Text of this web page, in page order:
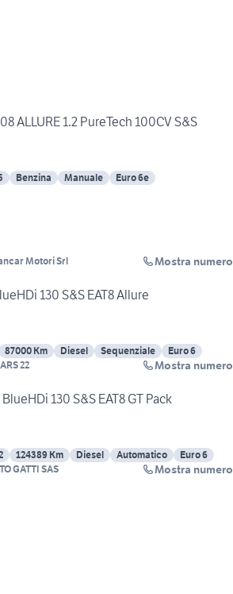
ALLURE 1.2 PureTech 100CV S&S
Benzina Manuale Euro 6e
Motori Srl Mostra numero
130 S&S EAT8 Allure
87000 Km Diesel Sequenziale
Euro 6
22 Mostra numero
130 S&S EAT8 GT Pack
124389 Km Diesel Automatico
Euro 6
GATTI SAS Mostra numero